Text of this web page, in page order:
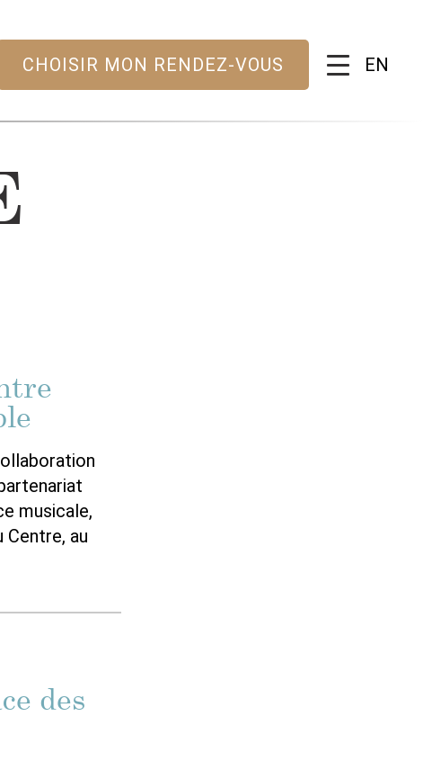
CHOISIR MON RENDEZ-VOUS EN
musicale,
Centre, au
des